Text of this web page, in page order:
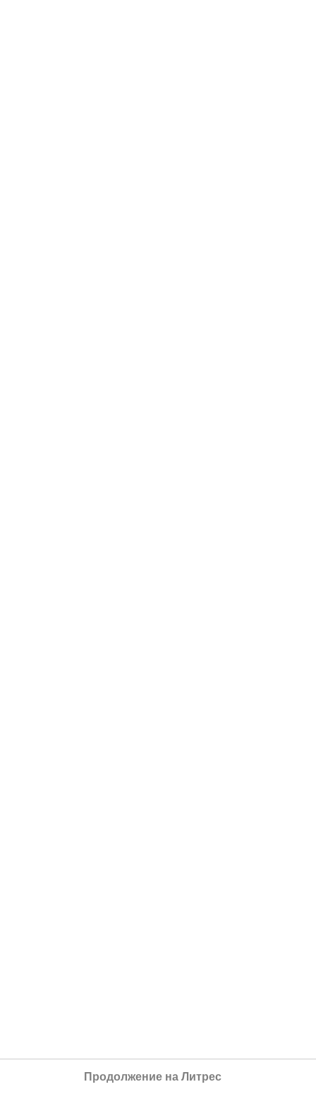
Продолжение на Литрес